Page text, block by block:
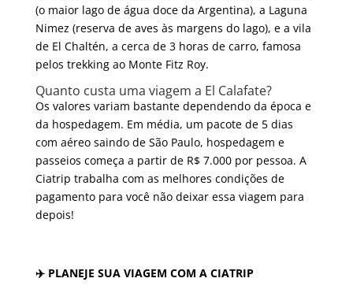
(o maior lago de água doce da Argentina), a Laguna
Nimez (reserva de aves às margens do lago), e a vila
de El Chaltén, a cerca de 3 horas de carro, famosa
pelos trekking ao Monte Fitz Roy.
Quanto custa uma viagem a El Calafate?
Os valores variam bastante dependendo da época e
da hospedagem. Em média, um pacote de 5 dias
com aéreo saindo de São Paulo, hospedagem e
passeios começa a partir de R$ 7.000 por pessoa. A
Ciatrip trabalha com as melhores condições de
pagamento para você não deixar essa viagem para
depois!
✈️ PLANEJE SUA VIAGEM COM A CIATRIP